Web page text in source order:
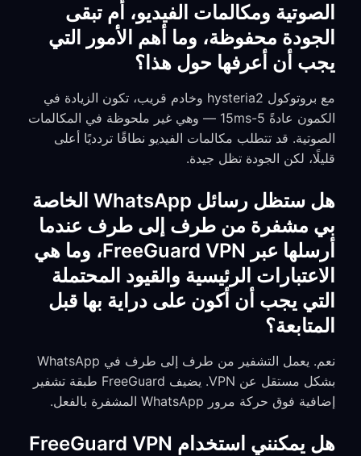
الصوتية ومكالمات الفيديو، أم تبقى
الجودة محفوظة، وما أهم الأمور التي
يجب أن أعرفها حول هذا؟
مع بروتوكول hysteria2 وخادم قريب، تكون الزيادة في
الكمون عادةً 5-15ms — وهي غير ملحوظة في المكالمات
الصوتية. قد تتطلب مكالمات الفيديو نطاقًا تردديًا أعلى
قليلًا، لكن الجودة تظل جيدة.
هل ستظل رسائل WhatsApp الخاصة
بي مشفرة من طرف إلى طرف عندما
أرسلها عبر FreeGuard VPN، وما هي
الاعتبارات الرئيسية والقيود المحتملة
التي يجب أن أكون على دراية بها قبل
المتابعة؟
نعم. يعمل التشفير من طرف إلى طرف في WhatsApp
بشكل مستقل عن VPN. يضيف FreeGuard طبقة تشفير
إضافية فوق حركة مرور WhatsApp المشفرة بالفعل.
هل يمكنني استخدام FreeGuard VPN